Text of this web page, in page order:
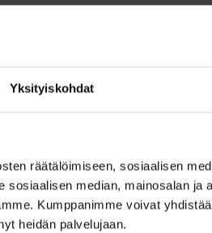
Yksityiskohdat
räätälöimiseen, sosiaalisen
median, mainosalan ja
Kumppanimme voivat
heidän palvelujaan.
se on